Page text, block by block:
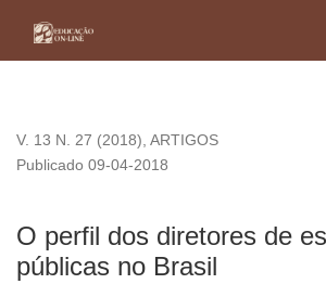
V. 13 N. 27 (2018), ARTIGOS
O perfil dos diretores de
públicas no Brasil
Publicado 09-04-2018